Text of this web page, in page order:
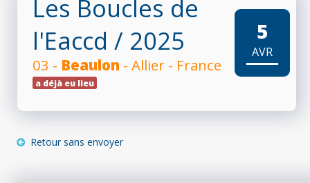
Les Boucles de
l'Eaccd / 2025
03 - Beaulon - Allier - France
a déjà eu lieu
5
AVR
Retour sans envoyer